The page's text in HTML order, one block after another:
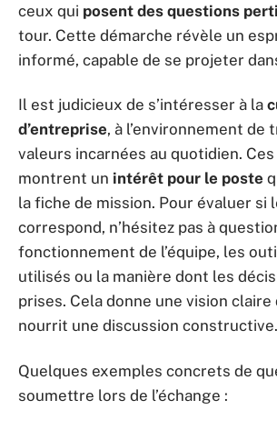
ceux qui posent des questions
tour. Cette démarche révèle un
informé, capable de se projeter
Il est judicieux de s’intéresser à la
d’entreprise, à l’environnement de
valeurs incarnées au quotidien.
montrent un intérêt pour le poste
la fiche de mission. Pour évaluer si
correspond, n’hésitez pas à
fonctionnement de l’équipe, les
utilisés ou la manière dont les
prises. Cela donne une vision
nourrit une discussion constructive.
Quelques exemples concrets de
soumettre lors de l’échange :